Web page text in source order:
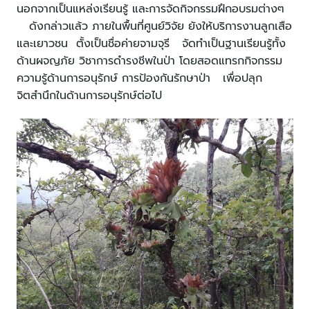
นอกจากเป็นแหล่งเรียนรู้ และการจัดกิจกรรมฝึกอบรมต่างๆ
ดังกล่าวแล้ว ภายในพื้นที่ศูนย์วิจัย ยังให้บริการงานลูกเสือ
และเยาวชน ตั้งเป็นชื่อค่ายจามจุรี จัดทำเป็นฐานเรียนรู้ทั้ง
ด้านผจญภัย วิชาการดำรงชีพในป่า โดยสอดแทรกกิจกรรม
ความรู้ด้านการอนุรักษ์ การป้องกันรักษาป่า เพื่อปลุก
จิตสำนึกในด้านการอนุรักษ์ต่อไป